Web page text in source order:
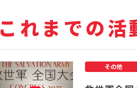
これまでの活
その他